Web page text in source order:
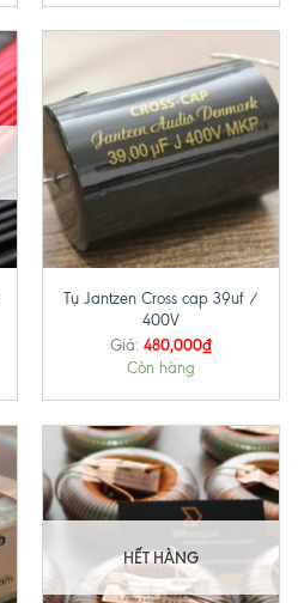
Tụ Jantzen Cross cap 39uf /
400V
Giá: 480,000₫
Còn hàng
HẾT HÀNG